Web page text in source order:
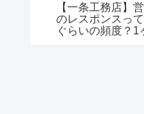
【一条工務店】
のレスポンスっ
ぐらいの頻度？1